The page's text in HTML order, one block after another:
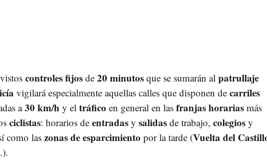
controles fijosde 20 minutosque se sumarán al patrullaje
vigilará especialmente aquellas calles que disponen de carriles
a30 km/h y el tráfico en general en las franjas horariasmás
ciclistas: horarios de entradasy salidasde trabajo, colegiosy
como laszonas de esparcimiento por la tarde (Vuelta del